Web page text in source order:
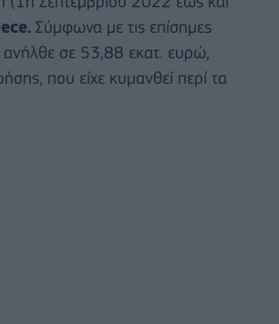
Σύμφωνα με τις επίσημες
ανήλθε σε 53,88 εκατ. ευρώ,
που είχε κυμανθεί περί τα